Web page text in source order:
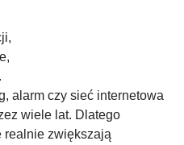
alarm czy sieć internetowa
wiele lat. Dlatego
realnie zwiększają